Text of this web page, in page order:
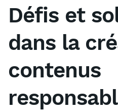
Défis et
dans la
contenus